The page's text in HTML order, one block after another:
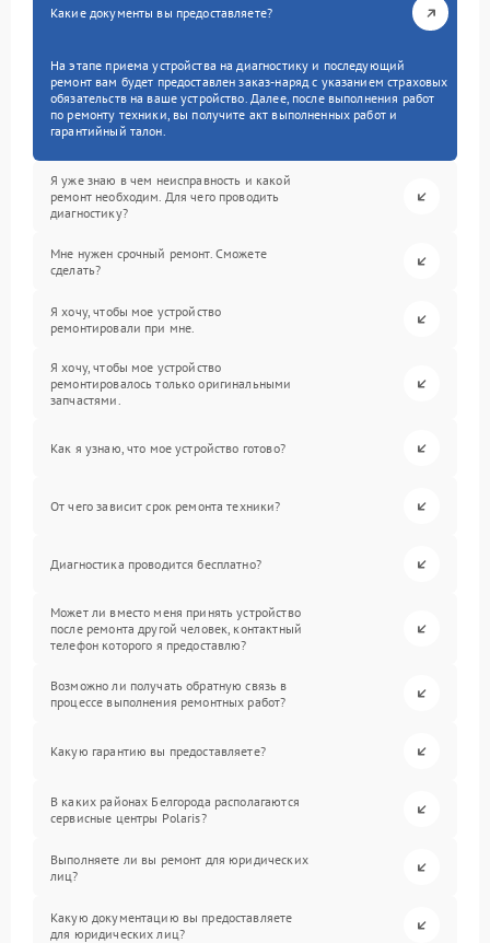
Какие документы вы предоставляете?
На этапе приема устройства на диагностику и последующий
ремонт вам будет предоставлен заказ-наряд с указанием страховых
обязательств на ваше устройство. Далее, после выполнения работ
по ремонту техники, вы получите акт выполненных работ и
гарантийный талон.
Я уже знаю в чем неисправность и какой
ремонт необходим. Для чего проводить
диагностику?
Мне нужен срочный ремонт. Сможете
сделать?
Я хочу, чтобы мое устройство
ремонтировали при мне.
Я хочу, чтобы мое устройство
ремонтировалось только оригинальными
запчастями.
Как я узнаю, что мое устройство готово?
От чего зависит срок ремонта техники?
Диагностика проводится бесплатно?
Может ли вместо меня принять устройство
после ремонта другой человек, контактный
телефон которого я предоставлю?
Возможно ли получать обратную связь в
процессе выполнения ремонтных работ?
Какую гарантию вы предоставляете?
В каких районах Белгорода располагаются
сервисные центры Polaris?
Выполняете ли вы ремонт для юридических
лиц?
Какую документацию вы предоставляете
для юридических лиц?